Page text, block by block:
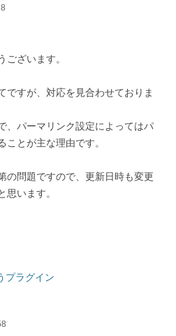
ございます。
ですが、対応を見合わせておりま
、パーマリンク設定によってはパ
ことが主な理由です。
の問題ですので、更新日時も変更
思います。
プラグイン